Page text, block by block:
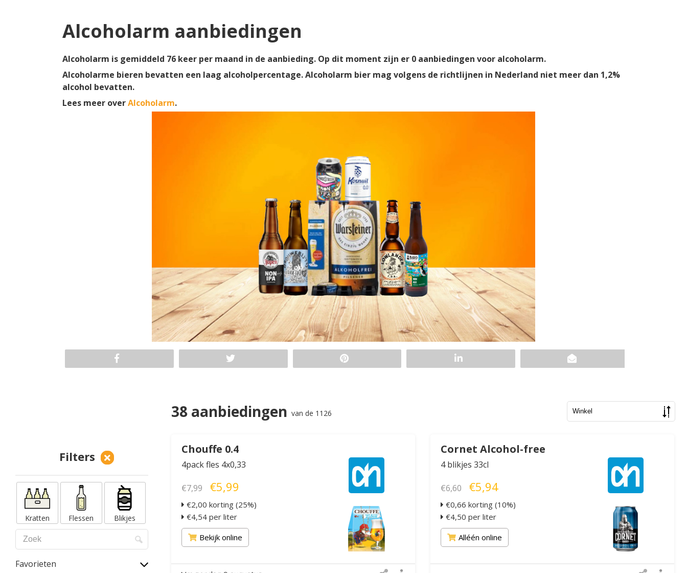
Alcoholarm aanbiedingen
Alcoholarm is gemiddeld 76 keer per maand in de aanbieding. Op dit moment zijn er 0 aanbiedingen voor alcoholarm.
Alcoholarme bieren bevatten een laag alcoholpercentage. Alcoholarm bier mag volgens de richtlijnen in Nederland niet meer dan 1,2%
alcohol bevatten.
Lees meer overAlcoholarm.
Filters
Kratten Flessen Blikjes
Favorieten
38 aanbiedingen van de 1126
Chouffe 0.4
4pack fles 4x0,33
€7,99 €5,99
€2,00 korting (25%)
€4,54 per liter
Bekijk online
Cornet Alcohol-free
4 blikjes 33cl
€6,60 €5,94
€0,66 korting (10%)
€4,50 per liter
Alléén online